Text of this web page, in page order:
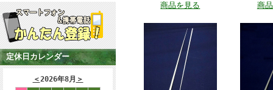
定休日カレンダー
＜2026年8月 ＞
商品を見る
商